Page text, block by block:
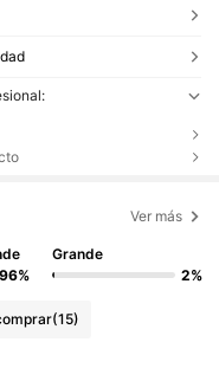
Ver más
96%
Grande
2%
(15)